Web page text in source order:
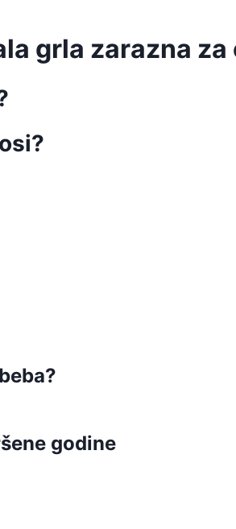
grla zarazna
godine